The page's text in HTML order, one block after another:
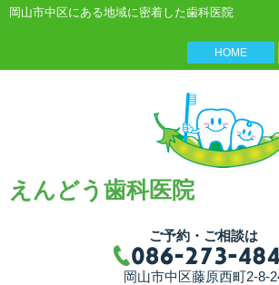
岡山市中区にある地域に密着した歯科医院
HOME
えんどう歯科医院
ご予約・ご相談は
岡山市中区藤原西町2-8-